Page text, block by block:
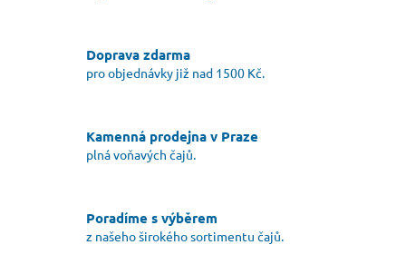
Doprava zdarma
pro objednávky již nad 1500 Kč.
Kamenná prodejna v Praze
plná voňavých čajů.
Poradíme s výběrem
z našeho širokého sortimentu čajů.